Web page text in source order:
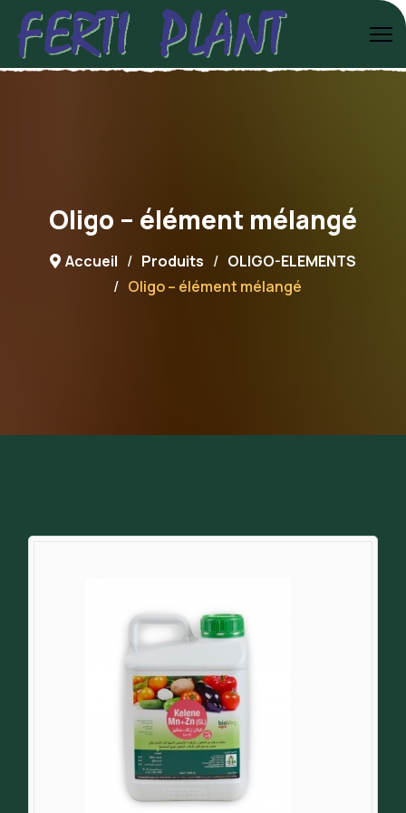
Oligo – élément mélangé
Accueil Produits
OLIGO-ELEMENTS
Oligo – élément mélangé